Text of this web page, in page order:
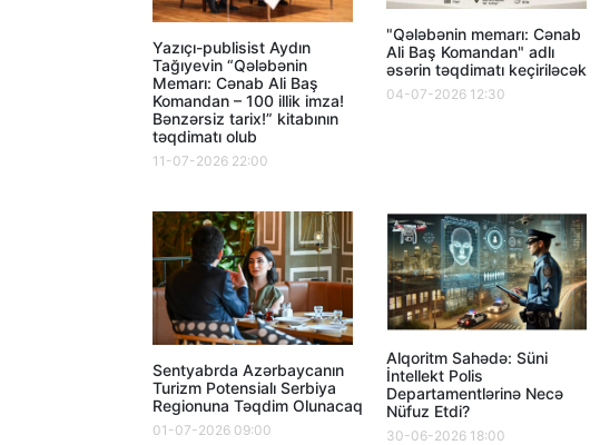
Yazıçı-publisist Aydın
Tağıyevin “Qələbənin
Memarı: Cənab Ali Baş
Komandan – 100 illik imza!
Bənzərsiz tarix!” kitabının
təqdimatı olub
11-07-2026 22:00
"Qələbənin memarı: Cənab
Ali Baş Komandan" adlı
əsərin təqdimatı keçiriləcək
04-07-2026 12:30
Sentyabrda Azərbaycanın
Turizm Potensialı Serbiya
Regionuna Təqdim Olunacaq
01-07-2026 09:00
Alqoritm Sahədə: Süni
İntellekt Polis
Departamentlərinə Necə
Nüfuz Etdi?
30-06-2026 18:00